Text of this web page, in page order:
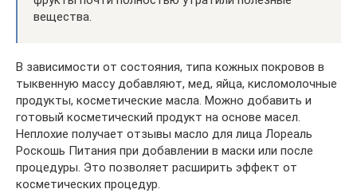
вещества.
В зависимости от состояния, типа кожных покровов в
тыквенную массу добавляют, мед, яйца, кисломолочные
продукты, косметические масла. Можно добавить и
готовый косметический продукт на основе масел.
Неплохие получает отзывы масло для лица Лореаль
Роскошь Питания при добавлении в маски или после
процедуры. Это позволяет расширить эффект от
косметических процедур.